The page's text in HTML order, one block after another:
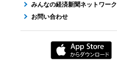
みんなの経済新聞ネットワーク
お問い合わせ